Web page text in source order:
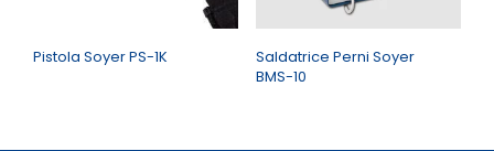
Pistola Soyer PS-1K
Saldatrice Perni Soyer
BMS-10